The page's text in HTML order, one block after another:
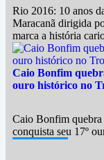
Rio 2016: 10 anos
Maracanã dirigida
marca a história
Caio Bonfim
ouro histórico no
Caio Bonfim quebra
conquista seu 17º